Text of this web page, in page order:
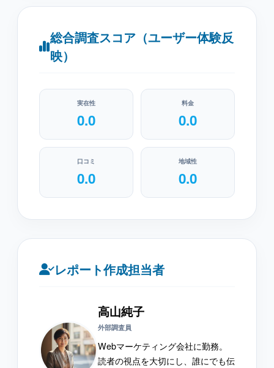
総合調査スコア（ユーザー体験反
映）
実在性
0.0
料金
0.0
口コミ
0.0
地域性
0.0
レポート作成担当者
高山純子
外部調査員
Webマーケティング会社に勤務。
読者の視点を大切にし、誰にでも伝